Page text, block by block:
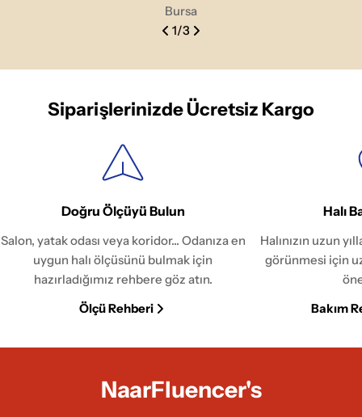
Bursa
1/3
Siparişlerinizde Ücretsiz Kargo
Doğru Ölçüyü Bulun
Salon, yatak odası veya koridor... Odanıza en
uygun halı ölçüsünü bulmak için
hazırladığımız rehbere göz atın.
Ölçü Rehberi
Halı
Halınızın uzun
görünmesi için
Bakım
NaarFluencer's